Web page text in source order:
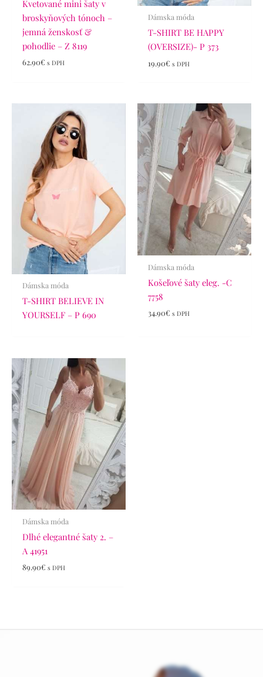
Kvetované mini šaty v
broskyňových tónoch –
jemná ženskosť &
pohodlie – Z 8119
62.90€ s DPH
Dámska móda
T-SHIRT BE HAPPY
(OVERSIZE)- P 373
19.90€ s DPH
Dámska móda
T-SHIRT BELIEVE IN
YOURSELF – P 690
Dámska móda
Košeľové šaty eleg. -C
7758
34.90€ s DPH
Dámska móda
Dlhé elegantné šaty 2. –
A 41951
89.90€ s DPH